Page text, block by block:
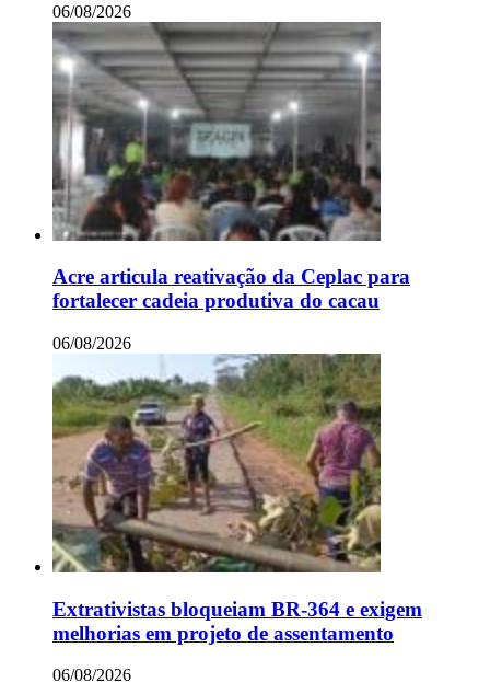
06/08/2026
Acre articula reativação da Ceplac para
fortalecer cadeia produtiva do cacau
06/08/2026
Extrativistas bloqueiam BR-364 e exigem
melhorias em projeto de assentamento
06/08/2026